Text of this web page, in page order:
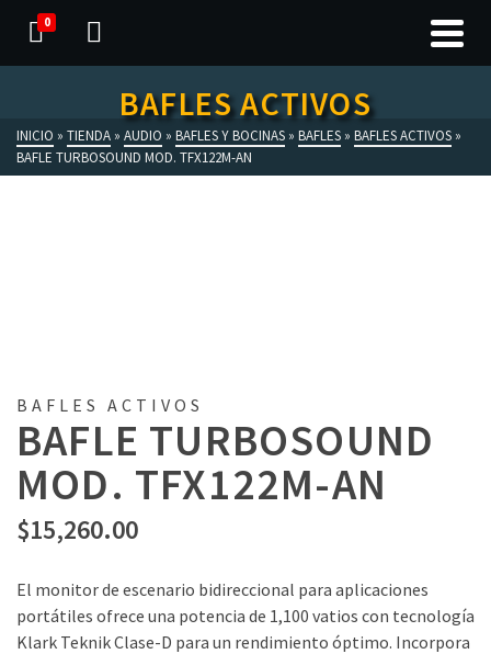
0
BAFLES ACTIVOS
INICIO » TIENDA » AUDIO » BAFLES Y BOCINAS » BAFLES » BAFLES ACTIVOS »
BAFLE TURBOSOUND MOD. TFX122M-AN
BAFLES ACTIVOS
BAFLE TURBOSOUND
MOD. TFX122M-AN
$15,260.00
El monitor de escenario bidireccional para aplicaciones
portátiles ofrece una potencia de 1,100 vatios con tecnología
Klark Teknik Clase-D para un rendimiento óptimo. Incorpora